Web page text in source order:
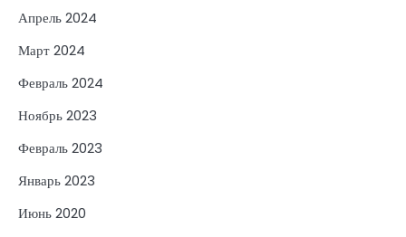
Апрель 2024
Март 2024
Февраль 2024
Ноябрь 2023
Февраль 2023
Январь 2023
Июнь 2020